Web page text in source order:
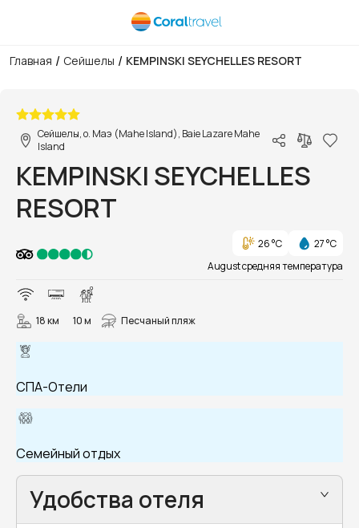
Главная / Сейшелы / KEMPINSKI SEYCHELLES RESORT
Сейшелы, о. Маэ (Mahe Island), Baie Lazare Mahe
Island
KEMPINSKI SEYCHELLES
RESORT
26 °C
27 °C
August средняя температура
18 км 10 м Песчаный пляж
СПА-Отели
Семейный отдых
Удобства отеля